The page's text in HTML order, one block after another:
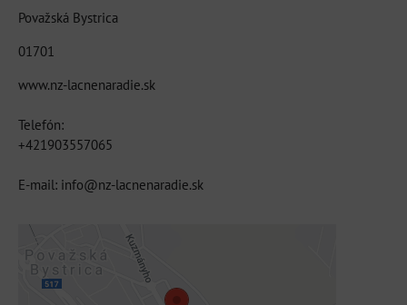
Považská Bystrica
01701
www.nz-lacnenaradie.sk
Telefón:
+421903557065
E-mail: info@nz-lacnenaradie.sk
Externý obsah je blokovaný Voľbami
súkromia